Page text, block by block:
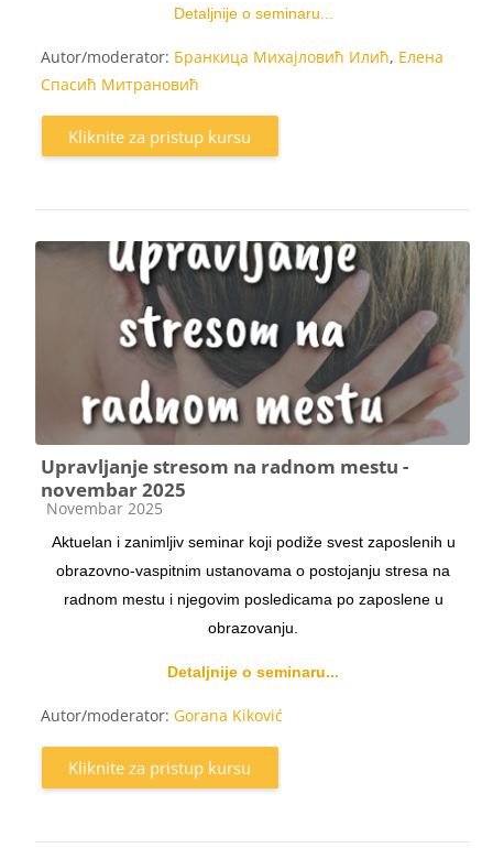
Detaljnije o seminaru...
Autor/moderator: Бранкица Михајловић Илић, Елена
Спасић Митрановић
Kliknite za pristup kursu
Upravljanje stresom na radnom mestu -
novembar 2025
Kategorija kursa
Novembar 2025
Aktuelan i zanimljiv seminar koji podiže svest zaposlenih u
obrazovno-vaspitnim ustanovama o postojanju stresa na
radnom mestu i njegovim posledicama po zaposlene u
obrazovanju.
Detaljnije o seminaru...
Autor/moderator: Gorana Kiković
Kliknite za pristup kursu